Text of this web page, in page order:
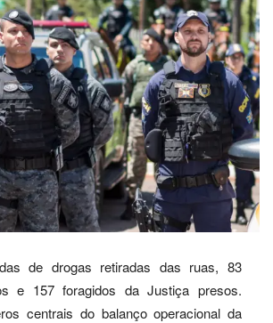
de drogas retiradas das ruas, 83
e 157 foragidos da Justiça presos.
centrais do balanço operacional da